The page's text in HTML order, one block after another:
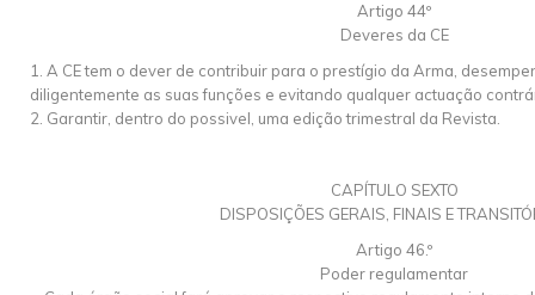
Artigo 44º
Deveres da CE
1. A CE tem o dever de contribuir para o prestígio da Arma,
diligentemente as suas funções e evitando qualquer actuação
2. Garantir, dentro do possivel, uma edição trimestral da Revista.
CAPÍTULO SEXTO
DISPOSIÇÕES GERAIS, FINAIS E
Artigo 46.º
Poder regulamentar